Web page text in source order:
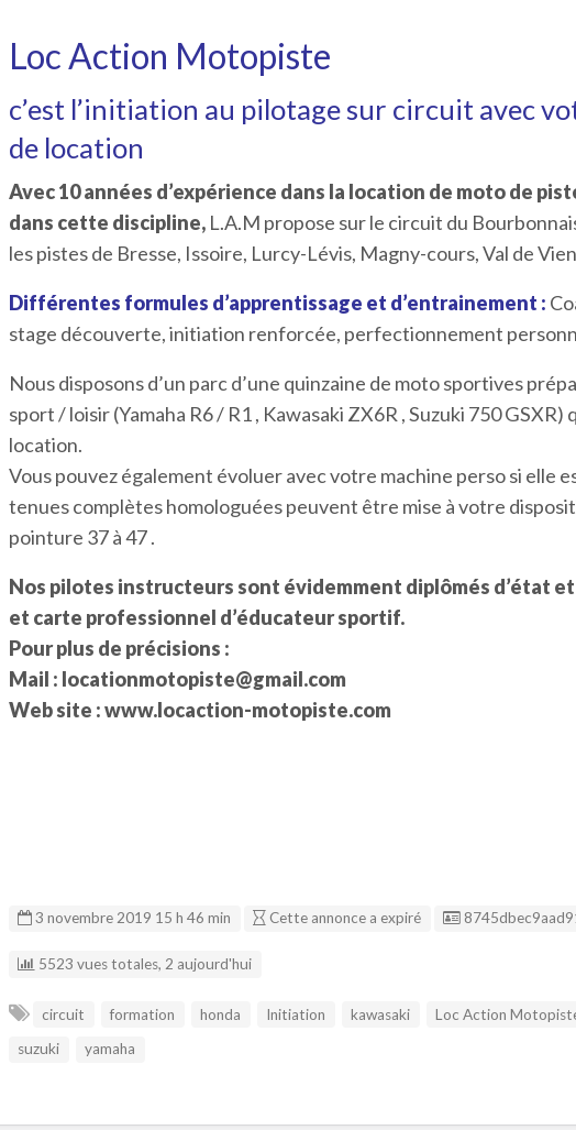
Loc Action Motopiste
c’est l’initiation au pilotage sur circuit avec
de location
Avec 10 années d’expérience dans la location de moto de
dans cette discipline,L.A.M propose sur le circuit du
les pistes de Bresse, Issoire, Lurcy-Lévis, Magny-cours, Val de
Différentes formules d’apprentissage et d’entrainement :
stage découverte, initiation renforcée, perfectionnement
Nous disposons d’un parc d’une quinzaine de moto sportives
sport / loisir (Yamaha R6 / R1 , Kawasaki ZX6R , Suzuki 750 GSXR)
location.
Vous pouvez également évoluer avec votre machine perso si elle
tenues complètes homologuées peuvent être mise à votre
pointure 37 à 47 .
Nos pilotes instructeurs sont évidemment diplômés d’état
et carte professionnel d’éducateur sportif.
Pour plus de précisions :
Mail : locationmotopiste@gmail.com
Web site : www.locaction-motopiste.com
3 novembre 2019 15 h 46 min Cette annonce a expiré Listing ID
5523 vues totales, 2 aujourd'hui
circuit formation honda Initiation kawasaki Loc Action
suzuki
yamaha